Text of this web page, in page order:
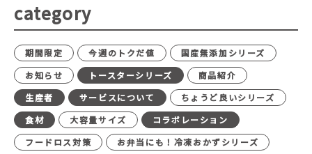
category
期間限定 今週のトクだ値
国産無添加シリーズ
お知らせ
トースターシリーズ
商品紹介
生産者
サービスについて
ちょうど良いシリーズ
食材
大容量サイズ
コラボレーション
フードロス対策
お弁当にも！冷凍おかずシリーズ